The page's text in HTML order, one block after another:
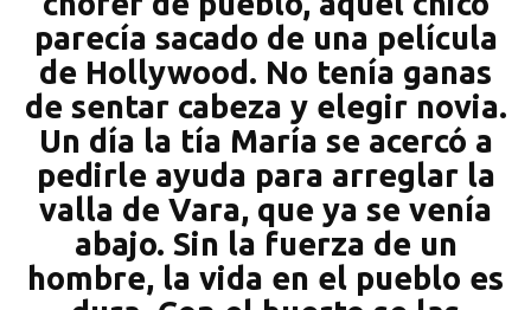
parecía sacado de una película
de Hollywood. No tenía ganas
de sentar cabeza y elegir novia.
Un día la tía María se acercó a
pedirle ayuda para arreglar la
valla de Vara, que ya se venía
abajo. Sin la fuerza de un
hombre, la vida en el pueblo es